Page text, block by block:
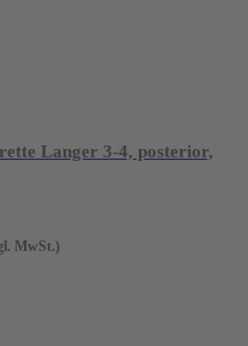
Langer 3-4, posterior,
MwSt.)